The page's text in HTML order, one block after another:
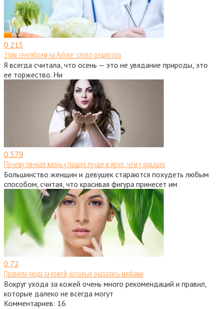
0 215
Этим сентябрем на Азбуке: слово редактора
Я всегда считала, что осень — это не увядание природы, это
ее торжество. Ни
0 579
Почему личная жизнь у пышек лучше и ярче, чем у худышек
Большинство женщин и девушек стараются похудеть любым
способом, считая, что красивая фигура принесет им
0 72
Правила ухода за кожей, которые оказались мифами
Вокруг ухода за кожей очень много рекомендаций и правил,
которые далеко не всегда могут
Комментариев: 16